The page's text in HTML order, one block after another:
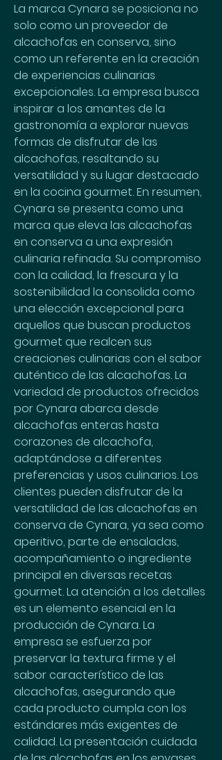
La marca Cynara se posiciona no
solo como un proveedor de
alcachofas en conserva, sino
como un referente en la creación
de experiencias culinarias
excepcionales. La empresa busca
inspirar a los amantes de la
gastronomía a explorar nuevas
formas de disfrutar de las
alcachofas, resaltando su
versatilidad y su lugar destacado
en la cocina gourmet. En resumen,
Cynara se presenta como una
marca que eleva las alcachofas
en conserva a una expresión
culinaria refinada. Su compromiso
con la calidad, la frescura y la
sostenibilidad la consolida como
una elección excepcional para
aquellos que buscan productos
gourmet que realcen sus
creaciones culinarias con el sabor
auténtico de las alcachofas. La
variedad de productos ofrecidos
por Cynara abarca desde
alcachofas enteras hasta
corazones de alcachofa,
adaptándose a diferentes
preferencias y usos culinarios. Los
clientes pueden disfrutar de la
versatilidad de las alcachofas en
conserva de Cynara, ya sea como
aperitivo, parte de ensaladas,
acompañamiento o ingrediente
principal en diversas recetas
gourmet. La atención a los detalles
es un elemento esencial en la
producción de Cynara. La
empresa se esfuerza por
preservar la textura firme y el
sabor característico de las
alcachofas, asegurando que
cada producto cumpla con los
estándares más exigentes de
calidad. La presentación cuidada